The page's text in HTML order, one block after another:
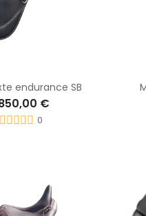
endurance SB
€
0